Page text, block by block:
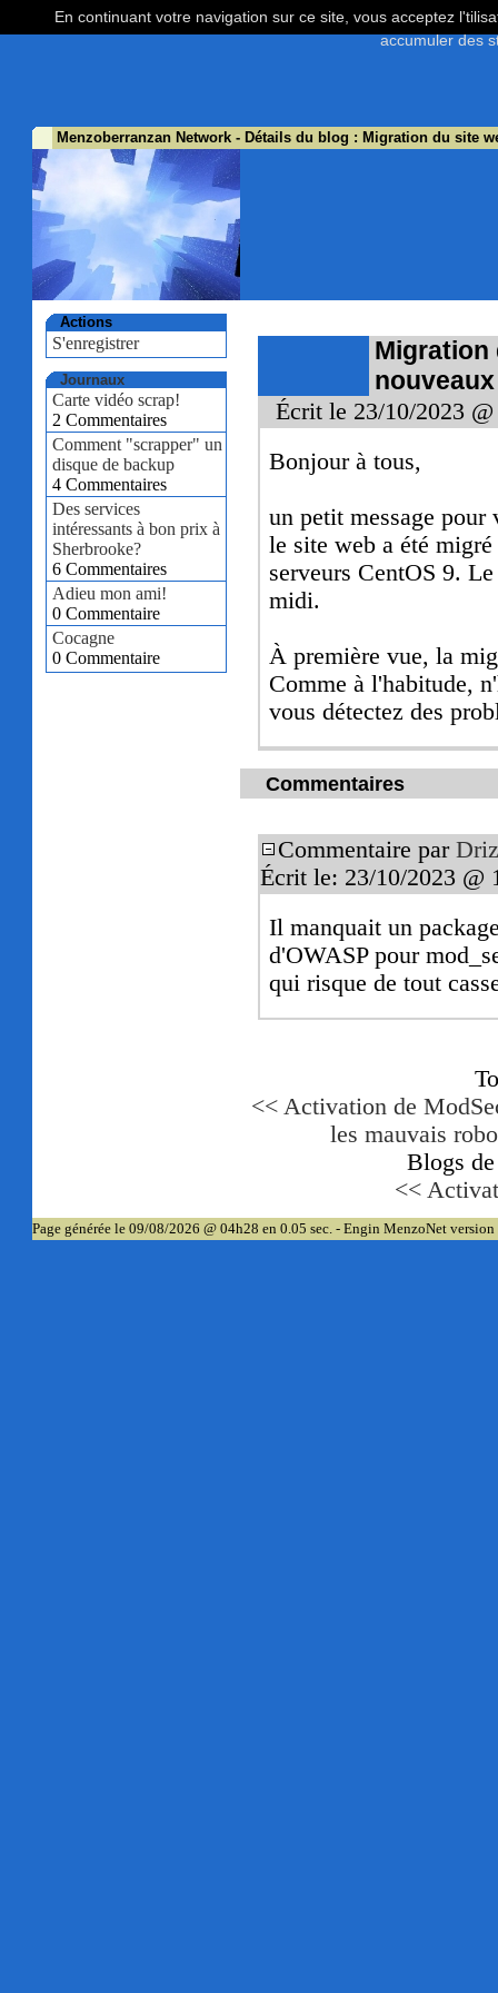
Menzoberranzan Network - Détails du blog : Migration du site
Actions
S'enregistrer
Journaux
Carte vidéo scrap!
2 Commentaires
Comment "scrapper" un
disque de backup
4 Commentaires
Des services
intéressants à bon prix à
Sherbrooke?
6 Commentaires
Adieu mon ami!
0 Commentaire
Cocagne
0 Commentaire
Migration
Écrit le 23/10/2023
Bonjour à tous,
un petit message pour
le site web a été
serveurs CentOS 9.
midi.
À première vue, la
Comme à l'habitude,
vous détectez des
Commentaires
Commentaire par
Écrit le: 23/10/2023 @
Il manquait un
d'OWASP pour
qui risque de tout
<< Activation de
les mauvais
Blogs
<<
Page générée le 09/08/2026 @ 04h28 en 0.05 sec. - Engin MenzoNet
En continuant votre navigation sur ce site, vous acceptez
accumuler des